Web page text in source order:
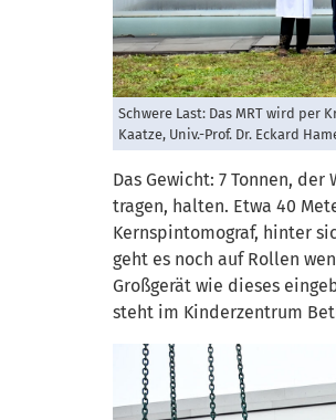
Schwere Last: Das MRT wird per
Kaatze, Univ.-Prof. Dr. Eckard
Das Gewicht: 7 Tonnen,
tragen, halten. Etwa 40
Kernspintomograf, hinter
geht es noch auf Rollen
Großgerät wie dieses
steht im Kinderzentrum